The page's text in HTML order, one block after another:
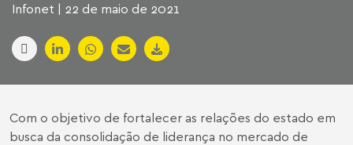
Infonet | 22 de maio de 2021
Com o objetivo de fortalecer as relações do estado em
busca da consolidação de liderança no mercado de